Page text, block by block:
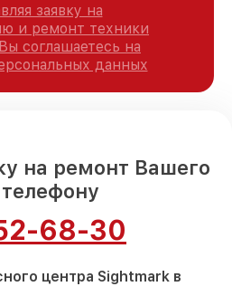
заявку на
и ремонт техники
соглашаетесь на
данных
на ремонт Вашего
68-30
центра Sightmark в